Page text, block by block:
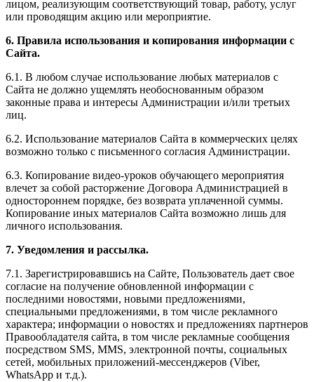
лицом, реализующим соответствующий товар, работу, услуг
или проводящим акцию или мероприятие.
6. Правила использования и копирования информации с
Сайта.
6.1. В любом случае использование любых материалов с
Сайта не должно ущемлять необоснованным образом
законные права и интересы Администрации и/или третьих
лиц.
6.2. Использование материалов Сайта в коммерческих целях
возможно только с письменного согласия Администрации.
6.3. Копирование видео-уроков обучающего мероприятия
влечет за собой расторжение Договора Администрацией в
одностороннем порядке, без возврата уплаченной суммы.
Копирование иных материалов Сайта возможно лишь для
личного использования.
7. Уведомления и рассылка.
7.1. Зарегистрировавшись на Сайте, Пользователь дает свое
согласие на получение обновленной информации с
последними новостями, новыми предложениями,
специальными предложениями, в том числе рекламного
характера; информации о новостях и предложениях партнеров
Правообладателя сайта, в том числе рекламные сообщения
посредством SMS, MMS, электронной почты, социальных
сетей, мобильных приложений-мессенджеров (Viber,
WhatsApp и т.д.).